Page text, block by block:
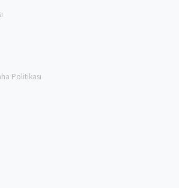
Politikası